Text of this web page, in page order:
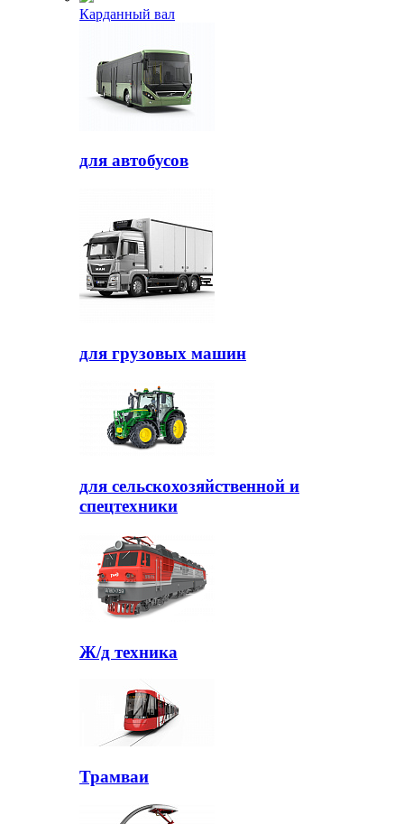
Карданный вал
для автобусов
для грузовых машин
для сельскохозяйственной и
спецтехники
Ж/д техника
Трамваи